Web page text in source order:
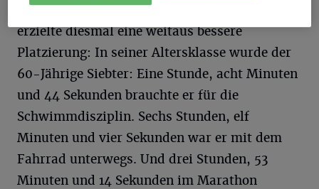
damaligen WM teilnahm und Platz 57 belegte,
erzielte diesmal eine weitaus bessere
Platzierung: In seiner Altersklasse wurde der
60-Jährige Siebter: Eine Stunde, acht Minuten
und 44 Sekunden brauchte er für die
Schwimmdisziplin. Sechs Stunden, elf
Minuten und vier Sekunden war er mit dem
Fahrrad unterwegs. Und drei Stunden, 53
Minuten und 14 Sekunden im Marathon